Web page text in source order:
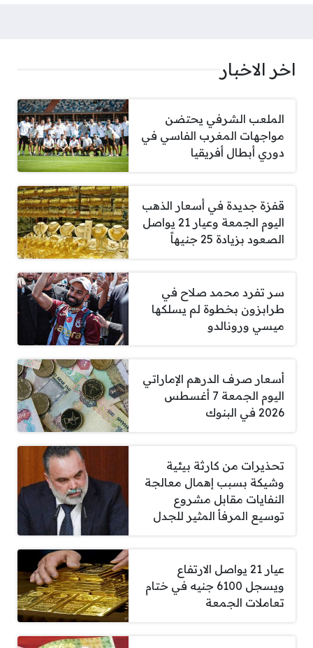
اخر الاخبار
الملعب الشرفي يحتضن
مواجهات المغرب الفاسي في
دوري أبطال أفريقيا
قفزة جديدة في أسعار الذهب
اليوم الجمعة وعيار 21 يواصل
الصعود بزيادة 25 جنيهاً
سر تفرد محمد صلاح في
طرابزون بخطوة لم يسلكها
ميسي ورونالدو
أسعار صرف الدرهم الإماراتي
اليوم الجمعة 7 أغسطس
2026 في البنوك
تحذيرات من كارثة بيئية
وشيكة بسبب إهمال معالجة
النفايات مقابل مشروع
توسيع المرفأ المثير للجدل
عيار 21 يواصل الارتفاع
ويسجل 6100 جنيه في ختام
تعاملات الجمعة